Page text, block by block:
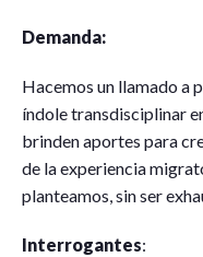
Demanda:
Hacemos un llamado a
índole transdisciplinar
brinden aportes para
de la experiencia
planteamos, sin ser
Interrogantes: